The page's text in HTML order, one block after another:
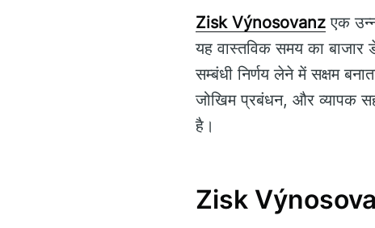
Zisk Výnosovanz एक
यह वास्तविक समय का बाजार
सम्बंधी निर्णय लेने में सक्षम
जोखिम प्रबंधन, और व्यापक
है।
Zisk